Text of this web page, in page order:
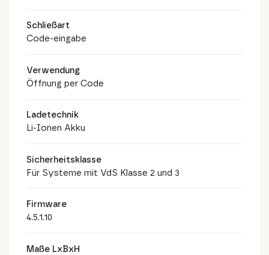
Schließart
Code-eingabe
Verwendung
Öffnung per Code
Ladetechnik
Li-Ionen Akku
Sicherheitsklasse
Für Systeme mit VdS Klasse 2 und 3
Firmware
4.5.1.10
Maße LxBxH